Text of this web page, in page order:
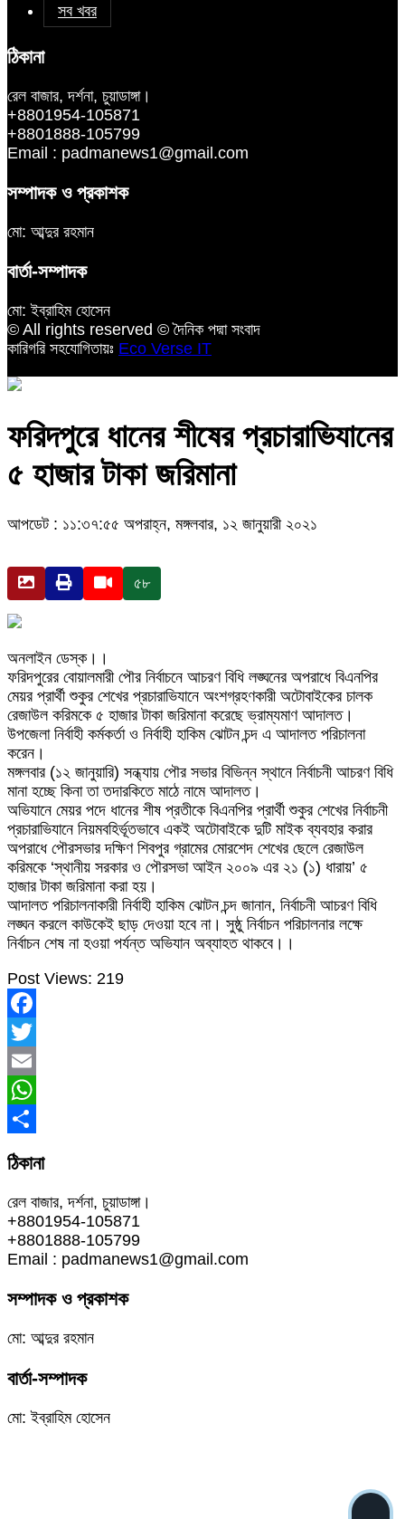
সব খবর
ঠিকানা
রেল বাজার, দর্শনা, চুয়াডাঙ্গা।
+8801954-105871
+8801888-105799
Email : padmanews1@gmail.com
সম্পাদক ও প্রকাশক
মো: আব্দুর রহমান
বার্তা-সম্পাদক
মো: ইব্রাহিম হোসেন
© All rights reserved © দৈনিক পদ্মা সংবাদ
কারিগরি সহযোগিতায়ঃ Eco Verse IT
ফরিদপুরে ধানের শীষের প্রচারাভিযানের
৫ হাজার টাকা জরিমানা
আপডেট : ১১:৩৭:৫৫ অপরাহ্ন, মঙ্গলবার, ১২ জানুয়ারী ২০২১
৫৮
অনলাইন ডেস্ক।।
ফরিদপুরের বোয়ালমারী পৌর নির্বাচনে আচরণ বিধি লঙ্ঘনের অপরাধে বিএনপির
মেয়র প্রার্থী শুকুর শেখের প্রচারাভিযানে অংশগ্রহণকারী অটোবাইকের চালক
রেজাউল করিমকে ৫ হাজার টাকা জরিমানা করেছে ভ্রাম্যমাণ আদালত।
উপজেলা নির্বাহী কর্মকর্তা ও নির্বাহী হাকিম ঝোটন চন্দ এ আদালত পরিচালনা
করেন।
মঙ্গলবার (১২ জানুয়ারি) সন্ধ্যায় পৌর সভার বিভিন্ন স্থানে নির্বাচনী আচরণ বিধি
মানা হচ্ছে কিনা তা তদারকিতে মাঠে নামে আদালত।
অভিযানে মেয়র পদে ধানের শীষ প্রতীকে বিএনপির প্রার্থী শুকুর শেখের নির্বাচনী
প্রচারাভিযানে নিয়মবহির্ভূতভাবে একই অটোবাইকে দুটি মাইক ব্যবহার করার
অপরাধে পৌরসভার দক্ষিণ শিবপুর গ্রামের মোরশেদ শেখের ছেলে রেজাউল
করিমকে ‘স্থানীয় সরকার ও পৌরসভা আইন ২০০৯ এর ২১ (১) ধারায়’ ৫
হাজার টাকা জরিমানা করা হয়।
আদালত পরিচালনাকারী নির্বাহী হাকিম ঝোটন চন্দ জানান, নির্বাচনী আচরণ বিধি
লঙ্ঘন করলে কাউকেই ছাড় দেওয়া হবে না। সুষ্ঠু নির্বাচন পরিচালনার লক্ষে
নির্বাচন শেষ না হওয়া পর্যন্ত অভিযান অব্যাহত থাকবে।।
Post Views: 219
Facebook
Twitter
Email
WhatsApp
Share
ঠিকানা
রেল বাজার, দর্শনা, চুয়াডাঙ্গা।
+8801954-105871
+8801888-105799
Email : padmanews1@gmail.com
সম্পাদক ও প্রকাশক
মো: আব্দুর রহমান
বার্তা-সম্পাদক
মো: ইব্রাহিম হোসেন